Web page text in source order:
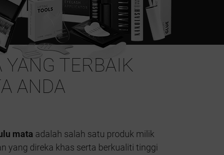
YANG TERBAIK
ANDA
mata adalah salah satu produk milik
yang direka khas serta berkualiti tinggi